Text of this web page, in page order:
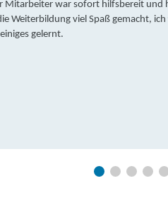
Mitarbeiter war sofort hilfsbereit und
Weiterbildung viel Spaß gemacht,
gelernt.